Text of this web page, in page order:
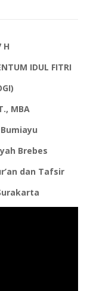
H
IDUL FITRI
MBA
Brebes
dan Tafsir